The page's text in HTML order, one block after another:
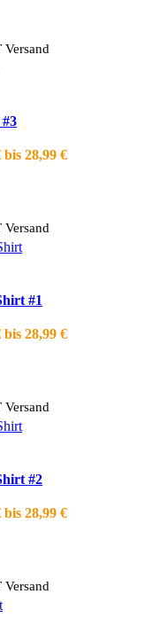
gewählt werden
bis 28,99 €
gewählt werden
#1
bis 28,99 €
gewählt werden
#2
bis 28,99 €